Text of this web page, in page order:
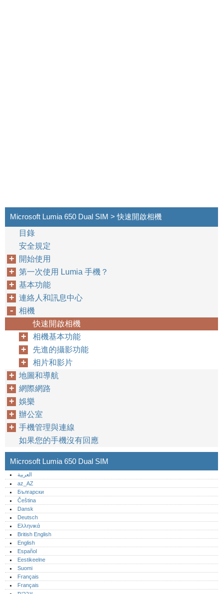
Microsoft Lumia 650 Dual SIM > 快速開啟相機
目錄
安全規定
開始使用
第一次使用 Lumia 手機？
基本功能
連絡人和訊息中心
相機
快速開啟相機
相機基本功能
先進的攝影功能
相片和影片
地圖和導航
網際網路
娛樂
辦公室
手機管理與連線
如果您的手機沒有回應
Microsoft Lumia 650 Dual SIM
العربية
az_AZ
Български
Čeština
Dansk
Deutsch
Ελληνικά
British English
English
Español
Eestikeelne
Suomi
Français
Français